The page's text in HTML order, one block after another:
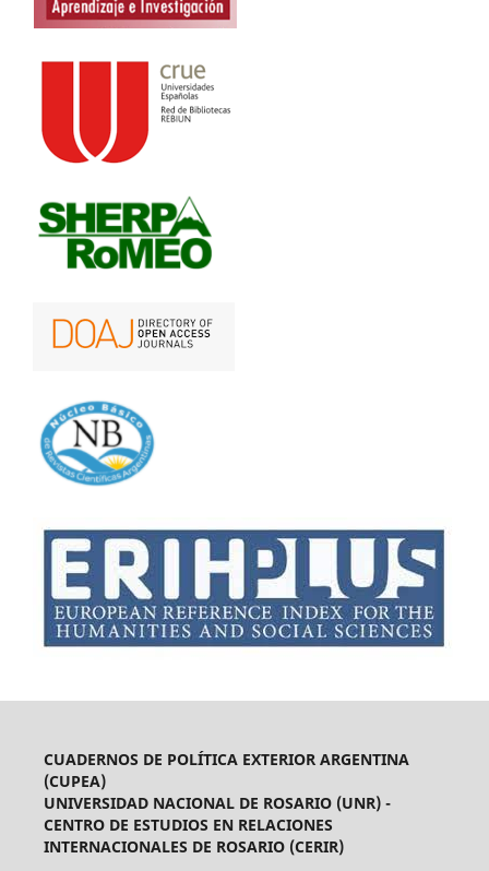
CUADERNOS DE POLÍTICA EXTERIOR ARGENTINA
(CUPEA)
UNIVERSIDAD NACIONAL DE ROSARIO (UNR) -
CENTRO DE ESTUDIOS EN RELACIONES
INTERNACIONALES DE ROSARIO (CERIR)